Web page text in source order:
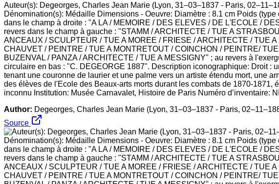
Auteur(s): Degeorges, Charles Jean Marie (Lyon, 31–03–1837 - Paris,
Dénomination(s): Médaille Dimensions - Oeuvre: Diamètre : 8.1 cm Poids
dans le champ à droite : "A LA / MEMOIRE / DES ELEVES / DE L'ECOLE /
revers dans le champ à gauche : "STAMM / ARCHITECTE / TUE A
ANCEAUX / SCULPTEUR / TUE A MOREE / FRIESE / ARCHITECTE / TUE
CHAUVET / PEINTRE / TUE A MONTRETOUT / COINCHON / PEINTRE/
BUZENVAL / PANZA / ARCHITECTE / TUE A MESSIGNY" ; au revers à
circulaire en bas : "C. DEGEORGE 1887". Description iconographique: Droit :
tenant une couronne de laurier et une palme vers un artiste étendu mort, une
des élèves de l'Ecole des Beaux-arts morts durant les combats de 1870-
inconnu Institution: Musée Carnavalet, Histoire de Paris Numéro
Author: Degeorges, Charles Jean Marie (Lyon, 31–03–1837 - Paris,
Source